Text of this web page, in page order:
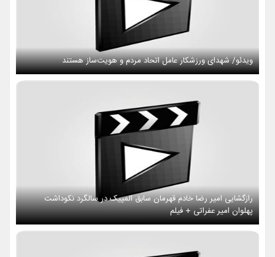
ویدئو/ شهدای ورزشکار عامل اتحاد مردم و هویت‌ساز هستند
رازگشایی امیر رضا خادم قهرمان سابق المپیک در سالگرد نکوداشت
پهلوان امیر عفراتی + فیلم